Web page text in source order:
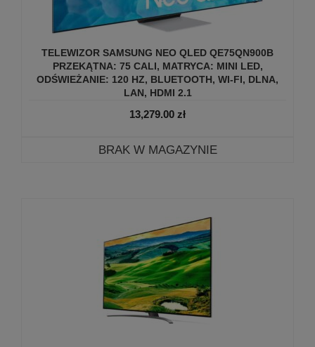
TELEWIZOR SAMSUNG NEO QLED QE75QN900B
PRZEKĄTNA: 75 CALI, MATRYCA: MINI LED,
ODŚWIEŻANIE: 120 HZ, BLUETOOTH, WI-FI, DLNA,
LAN, HDMI 2.1
13,279.00 zł
BRAK W MAGAZYNIE